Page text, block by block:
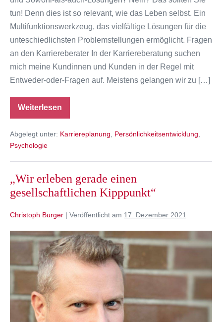
tun! Denn dies ist so relevant, wie das Leben selbst. Ein
Multifunktionswerkzeug, das vielfältige Lösungen für die
unteschiedlichsten Problemstellungen ermöglicht. Fragen
an den Karriereberater In der Karriereberatung suchen
mich meine Kundinnen und Kunden in der Regel mit
Entweder-oder-Fragen auf. Meistens gelangen wir zu […]
Weiterlesen
Sowohl-
als-
Lösungen:
dieses
Werkzeug
immer
weiter
Abgelegt unter: Karriereplanung, Persönlichkeitsentwicklung,
Psychologie
„Wir erleben gerade einen
gesellschaftlichen Kipppunkt“
Christoph Burger | Veröffentlicht am 17. Dezember 2021
„Wir
gerade
gesellschaftlichen
Kipppunkt“